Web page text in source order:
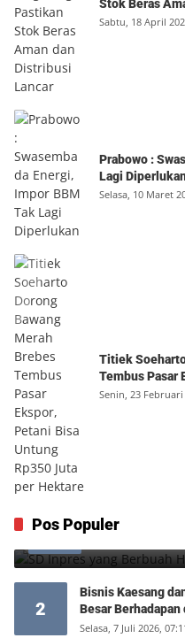
Stok Beras
Sabtu, 18 April
Prabowo :
Lagi
Selasa, 10 Maret
Titiek
Tembus Pasar
Juta per
Senin, 23 Februari
Pos Populer
1 SD Inpres yang
2
Bisnis Kaesang
Besar
Selasa, 7 Juli 2026,